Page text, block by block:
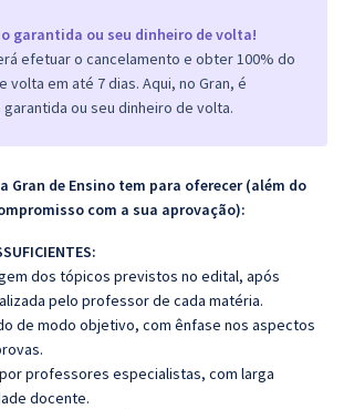
garantida ou seu dinheiro de volta!
efetuar o cancelamento e obter 100% do
volta em até 7 dias. Aqui, no Gran, é
ou seu dinheiro de volta.
Gran de Ensino tem para oferecer (além do
com a sua aprovação):
dos tópicos previstos no edital, após
pelo professor de cada matéria.
de modo objetivo, com ênfase nos aspectos
professores especialistas, com larga
docente.